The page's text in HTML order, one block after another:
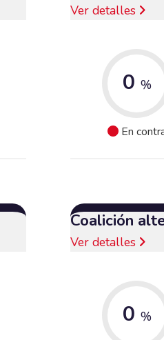
Ver detalles
0 %
En
Coalición
Ver detalles
0 %